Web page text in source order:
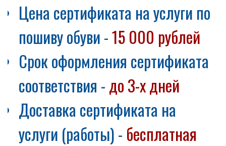
Цена сертификата на услуги по
пошиву обуви -15 000 рублей
Срок оформления сертификата
соответствия -до 3-х дней
Доставка сертификата на
услуги (работы) - бесплатная